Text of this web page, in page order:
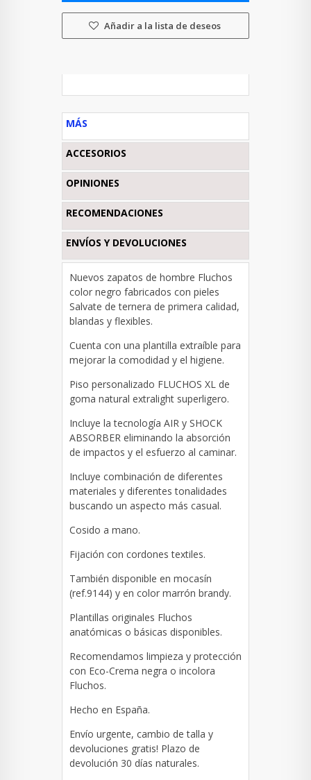
Añadir a la lista de deseos
MÁS
ACCESORIOS
OPINIONES
RECOMENDACIONES
ENVÍOS Y DEVOLUCIONES
Nuevos zapatos de hombre Fluchos
color negro fabricados con pieles
Salvate de ternera de primera calidad,
blandas y flexibles.
Cuenta con una plantilla extraíble para
mejorar la comodidad y el higiene.
Piso personalizado FLUCHOS XL de
goma natural extralight superligero.
Incluye la tecnología AIR y SHOCK
ABSORBER eliminando la absorción
de impactos y el esfuerzo al caminar.
Incluye combinación de diferentes
materiales y diferentes tonalidades
buscando un aspecto más casual.
Cosido a mano.
Fijación con cordones textiles.
También disponible en mocasín
(ref.9144) y en color marrón brandy.
Plantillas originales Fluchos
anatómicas o básicas disponibles.
Recomendamos limpieza y protección
con Eco-Crema negra o incolora
Fluchos.
Hecho en España.
Envío urgente, cambio de talla y
devoluciones gratis! Plazo de
devolución 30 días naturales.